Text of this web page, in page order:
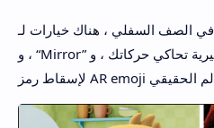
في الصف السفلي ، هناك خيارات لـ “Scene” ، والتي تضيف خلفية
، و “Mirror” لرؤية الرموز التعبيرية تحاكي حركاتك ، و “Play”